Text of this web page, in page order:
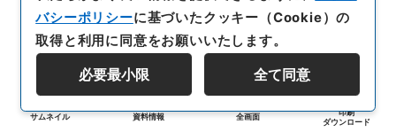
サムネイル 資料情報 全画面
印刷
ダウンロード
バシーポリシーに基づいたクッキー（Cookie）の
取得と利用に同意をお願いいたします。
必要最小限 全て同意